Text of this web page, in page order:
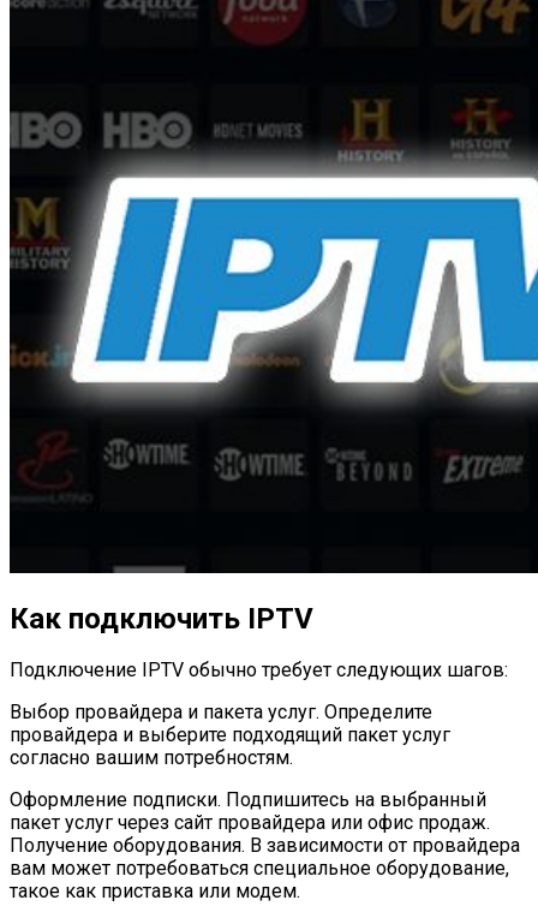
Как подключить IPTV
Подключение IPTV обычно требует следующих шагов:
Выбор провайдера и пакета услуг. Определите
провайдера и выберите подходящий пакет услуг
согласно вашим потребностям.
Оформление подписки. Подпишитесь на выбранный
пакет услуг через сайт провайдера или офис продаж.
Получение оборудования. В зависимости от провайдера
вам может потребоваться специальное оборудование,
такое как приставка или модем.